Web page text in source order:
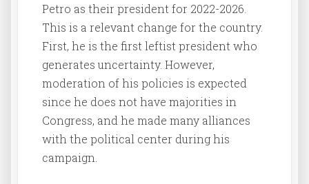
Petro as their president for 2022-2026.
This is a relevant change for the country.
First, he is the first leftist president who
generates uncertainty. However,
moderation of his policies is expected
since he does not have majorities in
Congress, and he made many alliances
with the political center during his
campaign.